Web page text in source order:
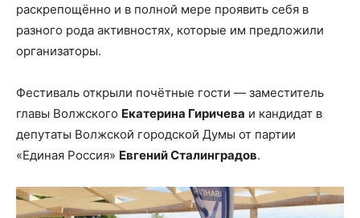
раскрепощённо и в полной мере проявить себя в
разного рода активностях, которые им предложили
организаторы.
Фестиваль открыли почётные гости — заместитель
главы Волжского Екатерина Гиричева и кандидат в
депутаты Волжской городской Думы от партии
«Единая Россия» Евгений Сталинградов.